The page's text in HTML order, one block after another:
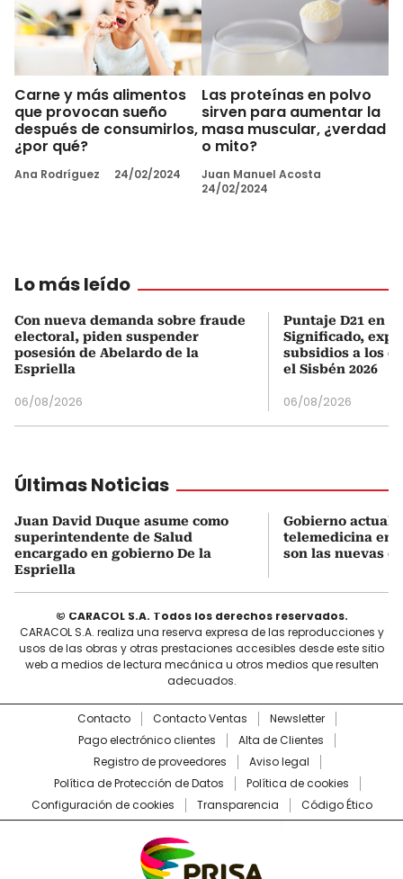
Carne y más alimentos
que provocan sueño
después de consumirlos,
¿por qué?
Ana Rodríguez 24/02/2024
Las proteínas en polvo
sirven para aumentar la
masa muscular, ¿verdad
o mito?
Juan Manuel Acosta
24/02/2024
Lo más leído
Con nueva demanda sobre fraude
electoral, piden suspender
posesión de Abelardo de la
Espriella
06/08/2026
Puntaje D21 en
Significado,
subsidios a los
el Sisbén 2026
06/08/2026
Últimas Noticias
Juan David Duque asume como
superintendente de Salud
encargado en gobierno De la
Espriella
Gobierno
telemedicina en
son las nuevas
© CARACOL S.A. Todos los derechos reservados.
CARACOL S.A. realiza una reserva expresa de las reproducciones y
usos de las obras y otras prestaciones accesibles desde este sitio
web a medios de lectura mecánica u otros medios que resulten
adecuados.
Contacto Contacto Ventas
Newsletter
Pago electrónico clientes
Alta de Clientes
Registro de proveedores
Aviso legal
Política de Protección de Datos
Política de cookies
Configuración de cookies
Transparencia Código Ético